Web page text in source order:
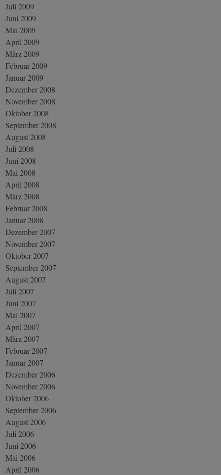
Juli 2009
Juni 2009
Mai 2009
April 2009
März 2009
Februar 2009
Januar 2009
Dezember 2008
November 2008
Oktober 2008
September 2008
August 2008
Juli 2008
Juni 2008
Mai 2008
April 2008
März 2008
Februar 2008
Januar 2008
Dezember 2007
November 2007
Oktober 2007
September 2007
August 2007
Juli 2007
Juni 2007
Mai 2007
April 2007
März 2007
Februar 2007
Januar 2007
Dezember 2006
November 2006
Oktober 2006
September 2006
August 2006
Juli 2006
Juni 2006
Mai 2006
April 2006